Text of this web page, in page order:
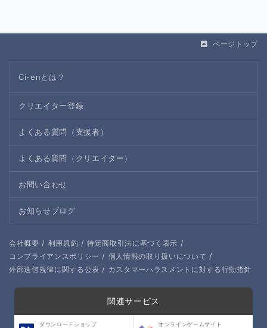
ページトップ
Ci-enとは？
クリエイター登録
よくある質問（支援者）
よくある質問（クリエイター）
お問い合わせ
お知らせブログ
会社概要 / 利用規約 / 特定商取引法に基づく表示 /
コンプライアンスポリシー / 個人情報の取り扱いについて /
外部送信規律に関する公表 / カスタマーハラスメントに対する行動指針
関連サービス
ダウンロードショップ オンラインゲームサイト